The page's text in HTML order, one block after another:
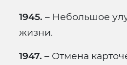
1945. – Небольшое
жизни.
1947. – Отмена